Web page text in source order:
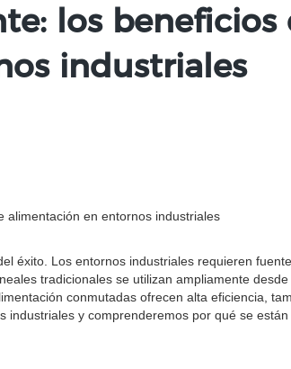
los
industriales
alimentación en entornos industriales
éxito. Los entornos industriales requieren
tradicionales se utilizan ampliamente
conmutadas ofrecen alta eficiencia,
y comprenderemos por qué se